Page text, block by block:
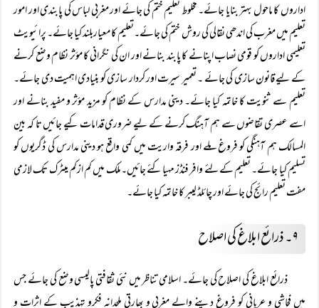
اداروں کا ماحول بہتر بنایا جائے۔ مخلوط تعلیم ختم کی جائے اور مغربی لباس کی پابندی اور امور
تعلیم میں مغرب کی اندھی نقالی کی روش ختم کی جائے۔تعلیم کا معیاربلند کیا جائے۔ پرائیویٹ
تعلیمی اداروں کو قومی نصاب اپنانے کا پابند بنانے اور ان کی نگرانی کا مؤثر نظام وضع کرنے
کے لیے قانون سازی کی جائے ۔ تعمیر سیرت اور کردار سازی کو بنیادی اہمیت دی جائے۔
تعلیم سے ثنویت کا خاتمہ کیا جائے۔ دینی مدارس کے نظام کو مزید مؤثر و مفید بنانے اور
اسے عصری تقاضوں سے ہم آہنگ کرنے کے لیے ضروری قدامات کیے جائیں تا کہ بین
المسالک ہم آہنگی کو فروغ ملے اور فرقہ واریت میں کمی واقع ہو دینی مدارس کی ڈگریوں کو
تسلیم کیا جائے۔ تعلیم کے لئے وافر فنڈز مہیا کئے جائیں۔ملک میں کم ازکم میٹرک تک لازمی
مفت تعلیم رائج کی جائے اور چائلڈ لیبر کا خاتمہ کیا جائے۔
۹۔ ذرائع ابلاغ کی اصلاح
ذرائع ابلاغ کی اصلاح کی جائے۔ اسلامی تناظر میں نئی ثقافتی پالیسی وضع کی جائے جس
میں فحاشی و عریانی کو فروغ دینے والے مغربی و بھارتی ملحدانہ فکرو تہذیب کے اثرات و